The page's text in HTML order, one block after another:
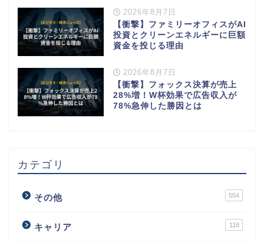
2026年8月7日
【衝撃】ファミリーオフィスがAI
投資とクリーンエネルギーに巨額
資金を投じる理由
2026年8月7日
【衝撃】フォックス決算が売上
28%増！W杯効果で広告収入が
78%急伸した勝因とは
カテゴリ
その他 554
キャリア 118